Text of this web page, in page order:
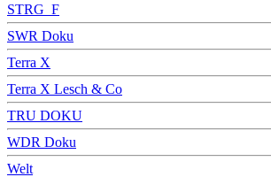
STRG_F
SWR Doku
Terra X
Terra X Lesch & Co
TRU DOKU
WDR Doku
Welt